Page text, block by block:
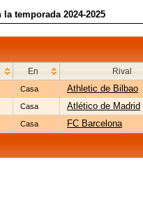
temporada 2024-2025
En Rival
Casa Athletic de Bilbao
Casa Atlético de Madrid
Casa FC Barcelona